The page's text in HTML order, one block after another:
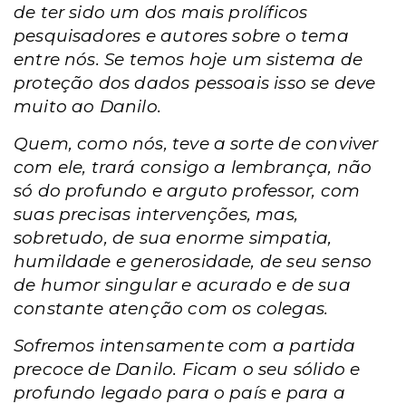
de ter sido um dos mais prolíficos
pesquisadores e autores sobre o tema
entre nós. Se temos hoje um sistema de
proteção dos dados pessoais isso se deve
muito ao Danilo.
Quem, como nós, teve a sorte de conviver
com ele, trará consigo a lembrança, não
só do profundo e arguto professor, com
suas precisas intervenções, mas,
sobretudo, de sua enorme simpatia,
humildade e generosidade, de seu senso
de humor singular e acurado e de sua
constante atenção com os colegas.
Sofremos intensamente com a partida
precoce de Danilo. Ficam o seu sólido e
profundo legado para o país e para a